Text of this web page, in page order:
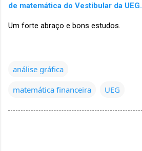
de matemática do Vestibular da UEG.
Um forte abraço e bons estudos.
análise gráfica
matemática financeira
UEG